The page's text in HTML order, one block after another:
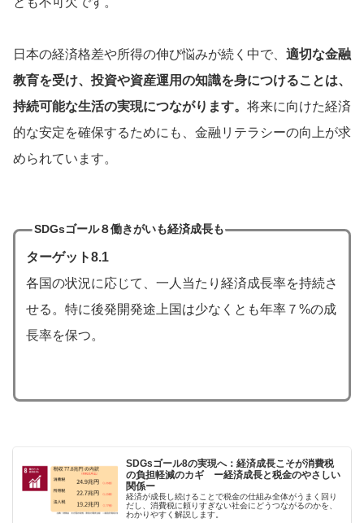
日本の経済格差や所得の伸び悩みが続く中で、 適切な金融
教育を受け、投資や資産運用の知識を身につけることは、
持続可能な生活の実現につながります。 将来に向けた経済
的な安定を確保するためにも、金融リテラシーの向上が求
められています。
SDGsゴール８働きがいも経済成長も
ターゲット8.1
各国の状況に応じて、一人当たり経済成長率を持続さ
せる。特に後発開発途上国は少なくとも年率７%の成
長率を保つ。
SDGsゴール8の実現へ：経済成長こそが消費税
の負担軽減のカギ ー経済成長と税金のやさしい
関係ー
経済が成長し続けることで税金の仕組み全体がうまく回り
だし、消費税に頼りすぎない社会にどうつながるのかを、
わかりやすく解説します。